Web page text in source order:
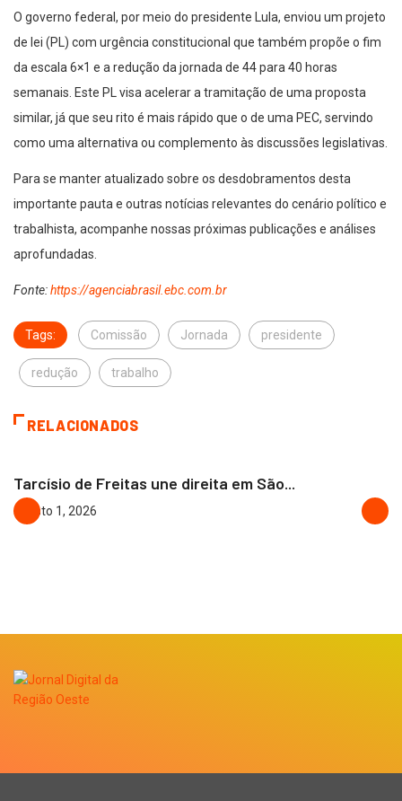
O governo federal, por meio do presidente Lula, enviou um projeto
de lei (PL) com urgência constitucional que também propõe o fim
da escala 6×1 e a redução da jornada de 44 para 40 horas
semanais. Este PL visa acelerar a tramitação de uma proposta
similar, já que seu rito é mais rápido que o de uma PEC, servindo
como uma alternativa ou complemento às discussões legislativas.
Para se manter atualizado sobre os desdobramentos desta
importante pauta e outras notícias relevantes do cenário político e
trabalhista, acompanhe nossas próximas publicações e análises
aprofundadas.
Fonte:https://agenciabrasil.ebc.com.br
Tags: Comissão Jornada presidente
redução trabalho
RELACIONADOS
Tarcísio de Freitas une direita em São...
agosto 1, 2026